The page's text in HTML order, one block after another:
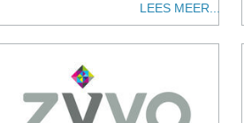
LEES MEER...